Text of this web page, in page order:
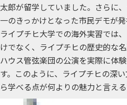
太郎が留学していました。さらに
一のきっかけとなった市民デモが
ライプチヒ大学での海外実習では
けでなく、ライプチヒの歴史的な
ハウス管弦楽団の公演を実際に体
す。このように、ライプチヒの深
ら学べる点が何よりの魅力と言える